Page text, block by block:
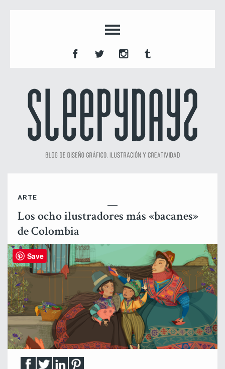
ARTE
Los ocho ilustradores más «bacanes»
de Colombia
Save